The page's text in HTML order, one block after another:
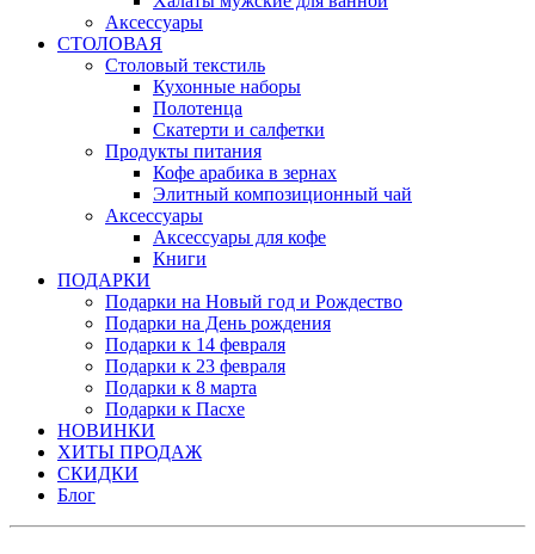
Аксессуары
СТОЛОВАЯ
Столовый текстиль
Кухонные наборы
Полотенца
Скатерти и салфетки
Продукты питания
Кофе арабика в зернах
Элитный композиционный чай
Аксессуары
Аксессуары для кофе
Книги
ПОДАРКИ
Подарки на Новый год и Рождество
Подарки на День рождения
Подарки к 14 февраля
Подарки к 23 февраля
Подарки к 8 марта
Подарки к Пасхе
НОВИНКИ
ХИТЫ ПРОДАЖ
СКИДКИ
Блог